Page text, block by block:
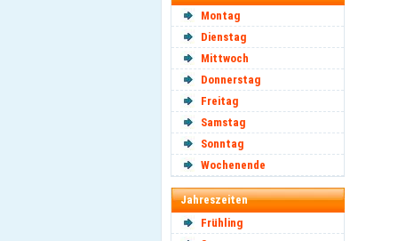
Montag
Dienstag
Mittwoch
Donnerstag
Freitag
Samstag
Sonntag
Wochenende
Jahreszeiten
Frühling